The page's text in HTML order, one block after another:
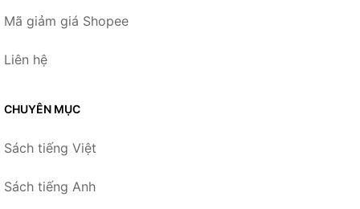
Mã giảm giá Shopee
Liên hệ
CHUYÊN MỤC
Sách tiếng Việt
Sách tiếng Anh